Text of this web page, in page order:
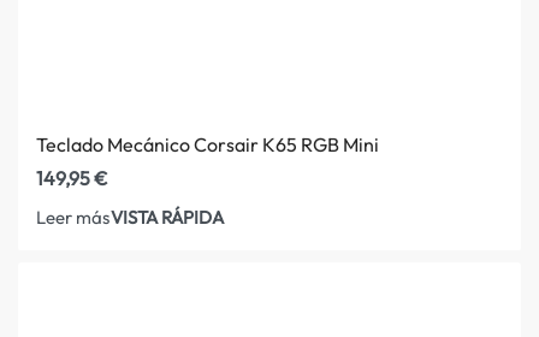
Teclado Mecánico Corsair K65 RGB Mini
149,95€
Leer másVISTA RÁPIDA